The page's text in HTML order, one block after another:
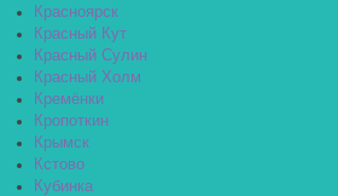
Красноярск
Красный Кут
Красный Сулин
Красный Холм
Кремёнки
Кропоткин
Крымск
Кстово
Кубинка